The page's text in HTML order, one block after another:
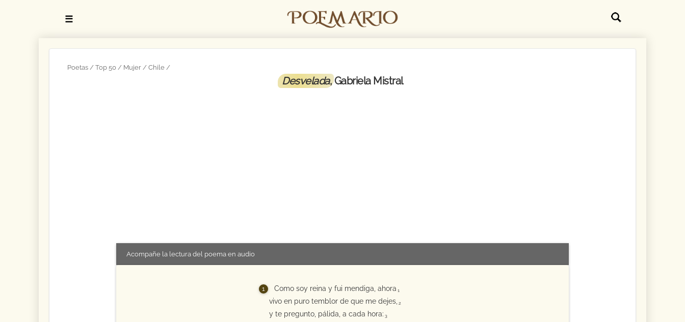
☰
Poetas Top 50 Mujer Chile
Desvelada, Gabriela Mistral
Acompañe la lectura del poema en audio
Como soy reina y fui mendiga, ahora 1
vivo en puro temblor de que me dejes, 2
y te pregunto, pálida, a cada hora: 3